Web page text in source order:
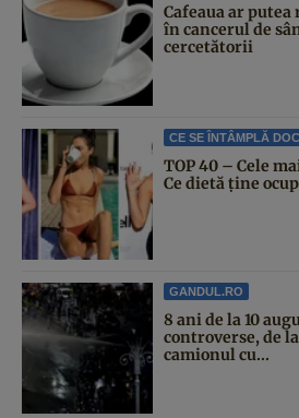
Cafeaua ar putea
în cancerul de
cercetătorii
CE SE ÎNTÂMPLĂ
TOP 40 – Cele
Ce dietă ține
GANDUL.RO
8 ani de la 10
controverse, de
camionul cu...